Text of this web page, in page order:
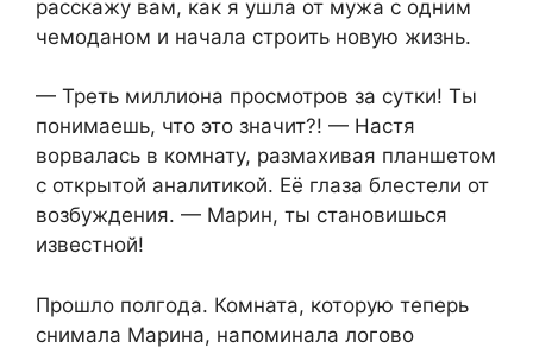
расскажу вам, как я ушла от мужа с одним
чемоданом и начала строить новую жизнь.
— Треть миллиона просмотров за сутки! Ты
понимаешь, что это значит?! — Настя
ворвалась в комнату, размахивая планшетом
с открытой аналитикой. Её глаза блестели от
возбуждения. — Марин, ты становишься
известной!
Прошло полгода. Комната, которую теперь
снимала Марина, напоминала логово